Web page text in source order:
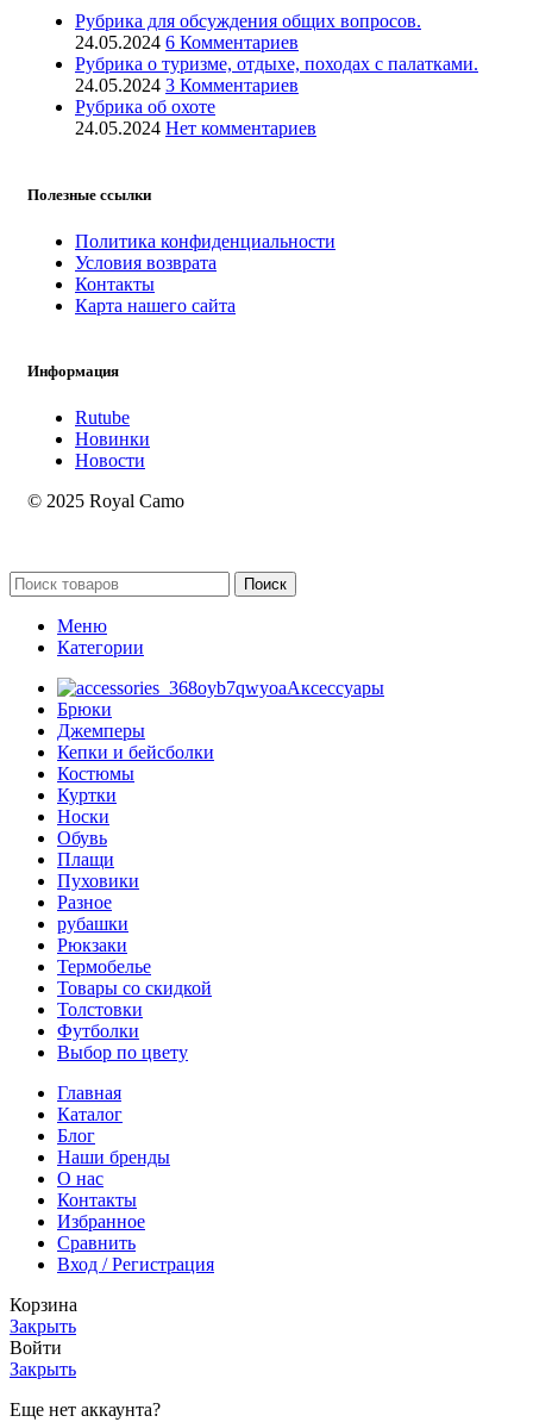
Рубрика для обсуждения общих вопросов.
24.05.2024 6 Комментариев
Рубрика о туризме, отдыхе, походах с палатками.
24.05.2024 3 Комментариев
Рубрика об охоте
24.05.2024 Нет комментариев
Полезные ссылки
Политика конфиденциальности
Условия возврата
Контакты
Карта нашего сайта
Информация
Rutube
Новинки
Новости
© 2025 Royal Camo
Поиск
Меню
Категории
Аксессуары
Брюки
Джемперы
Кепки и бейсболки
Костюмы
Куртки
Носки
Обувь
Плащи
Пуховики
Разное
рубашки
Рюкзаки
Термобелье
Товары со скидкой
Толстовки
Футболки
Выбор по цвету
Главная
Каталог
Блог
Наши бренды
О нас
Контакты
Избранное
Сравнить
Вход / Регистрация
Корзина
Закрыть
Войти
Закрыть
Еще нет аккаунта?